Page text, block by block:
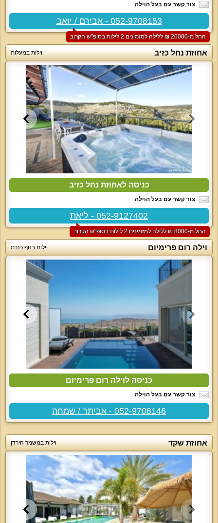
צור קשר עם בעל הוילה
052-9708153 - אבירם / יואב
החל מ-‏20000 ₪ ללילה למזמינים 2 לילות בסופ"ש הקרוב
אחוזת נחל כזיב וילות במעלות
כניסה לאחוזת נחל כזיב
צור קשר עם בעל הוילה
052-9127402 - ליאת
החל מ-‏8000 ₪ ללילה למזמינים 2 לילות בסופ"ש הקרוב
וילה רום פרימיום וילות בנוף כנרת
כניסה לוילה רום פרימיום
צור קשר עם בעל הוילה
052-9708146 - אביתר / שמחה
אחוזת שקד וילות במשמר הירדן